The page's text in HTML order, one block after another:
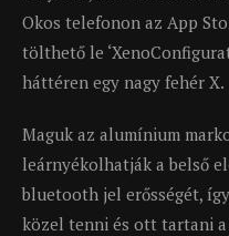
Okos telefonon az App
tölthető le
háttéren egy nagy fehér X.
Maguk az alumínium
leárnyékolhatják a belső
bluetooth jel erősségét,
közel tenni és ott tartani